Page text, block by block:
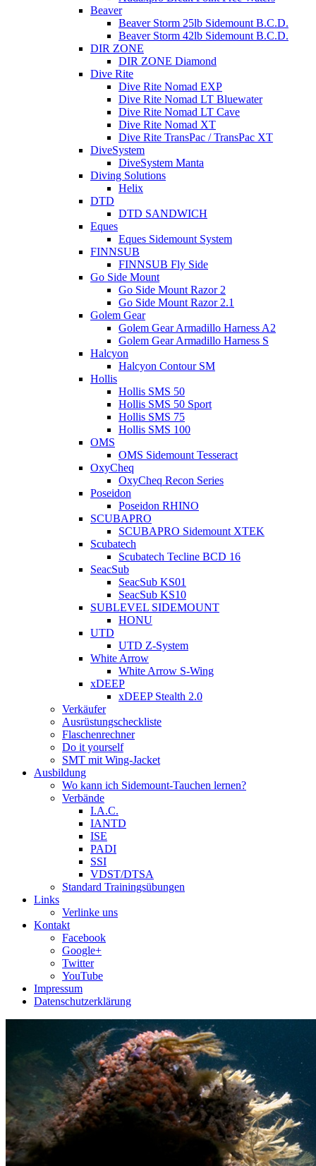
Beaver
Beaver Storm 25lb Sidemount B.C.D.
Beaver Storm 42lb Sidemount B.C.D.
DIR ZONE
DIR ZONE Diamond
Dive Rite
Dive Rite Nomad EXP
Dive Rite Nomad LT Bluewater
Dive Rite Nomad LT Cave
Dive Rite Nomad XT
Dive Rite TransPac / TransPac XT
DiveSystem
DiveSystem Manta
Diving Solutions
Helix
DTD
DTD SANDWICH
Eques
Eques Sidemount System
FINNSUB
FINNSUB Fly Side
Go Side Mount
Go Side Mount Razor 2
Go Side Mount Razor 2.1
Golem Gear
Golem Gear Armadillo Harness A2
Golem Gear Armadillo Harness S
Halcyon
Halcyon Contour SM
Hollis
Hollis SMS 50
Hollis SMS 50 Sport
Hollis SMS 75
Hollis SMS 100
OMS
OMS Sidemount Tesseract
OxyCheq
OxyCheq Recon Series
Poseidon
Poseidon RHINO
SCUBAPRO
SCUBAPRO Sidemount XTEK
Scubatech
Scubatech Tecline BCD 16
SeacSub
SeacSub KS01
SeacSub KS10
SUBLEVEL SIDEMOUNT
HONU
UTD
UTD Z-System
White Arrow
White Arrow S-Wing
xDEEP
xDEEP Stealth 2.0
Verkäufer
Ausrüstungscheckliste
Flaschenrechner
Do it yourself
SMT mit Wing-Jacket
Ausbildung
Wo kann ich Sidemount-Tauchen lernen?
Verbände
I.A.C.
IANTD
ISE
PADI
SSI
VDST/DTSA
Standard Trainingsübungen
Links
Verlinke uns
Kontakt
Facebook
Google+
Twitter
YouTube
Impressum
Datenschutzerklärung
Das Sidemount-Forum ist auf
ein neues Forensystem
umgezogen und wie gewohnt
unterhttps://www.sidemount-
forum.com
erreichbar.